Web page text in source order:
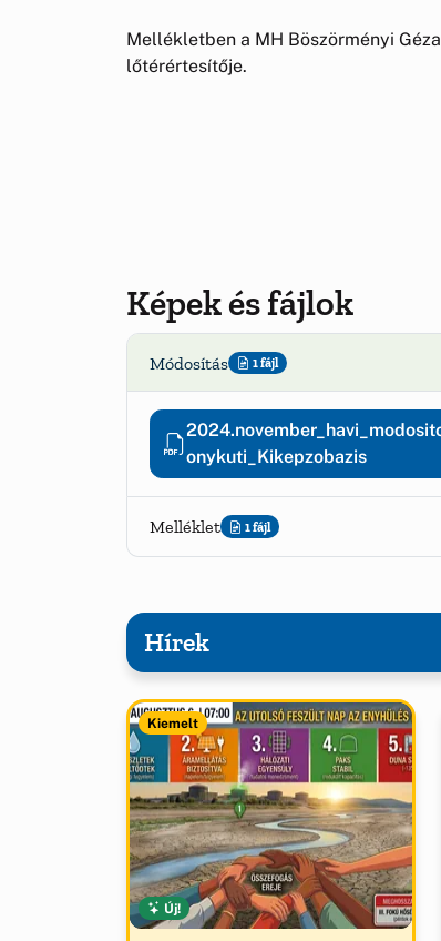
Mellékletben a MH Böszörményi
lőtérértesítője.
Képek és fájlok
Módosítás 1 fájl
onykuti_Kikepzobazis
Melléklet 1 fájl
Hírek
Kiemelt
Új!